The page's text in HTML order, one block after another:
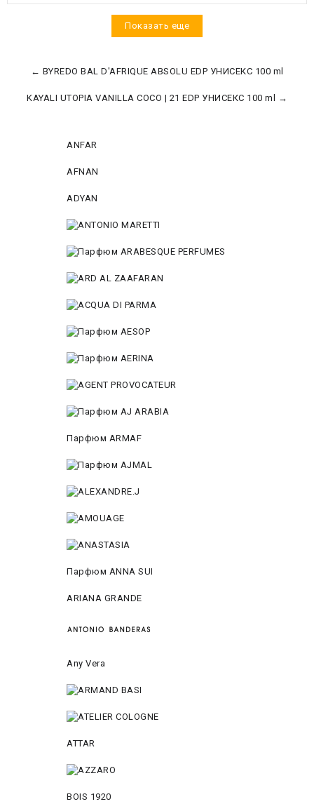
Показать еще
← BYREDO BAL D'AFRIQUE ABSOLU EDP УНИСЕКС 100 ml
KAYALI UTOPIA VANILLA COCO | 21 EDP УНИСЕКС 100 ml →
ANFAR
AFNAN
ADYAN
Парфюм ARMAF
Парфюм ANNA SUI
ARIANA GRANDE
Any Vera
ATTAR
BOIS 1920